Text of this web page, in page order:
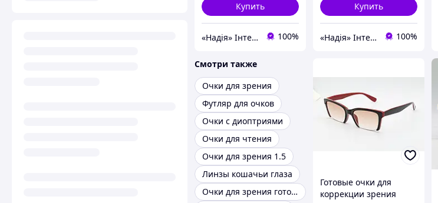
Купить
«Надія» Інтернет-Магазин 100%
Купить
«Надія» Інтернет-Магазин 100%
Смотри также
Очки для зрения
Футляр для очков
Очки с диоптриями
Очки для чтения
Очки для зрения 1.5
Линзы кошачьи глаза
Очки для зрения готовые
Готовые очки для
коррекции зрения